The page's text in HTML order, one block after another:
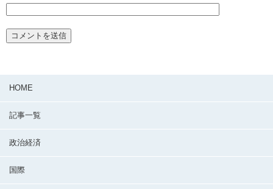
HOME
記事一覧
政治経済
国際